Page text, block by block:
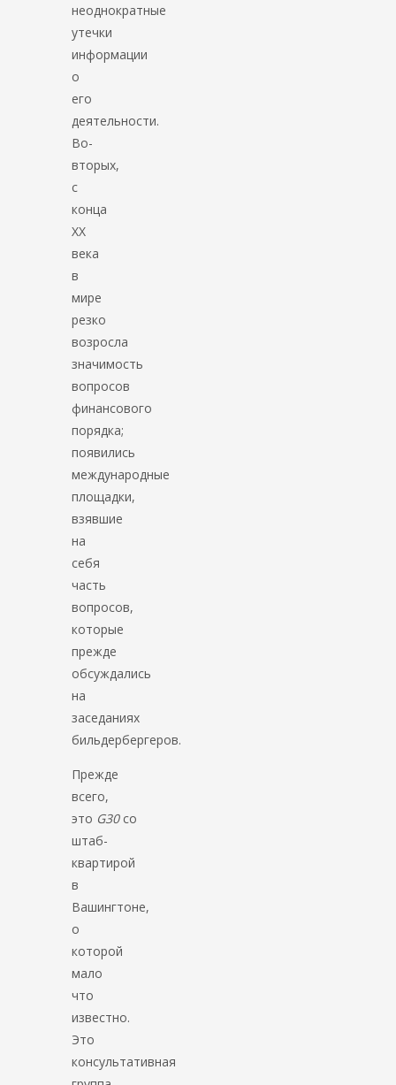
неоднократные
утечки
информации
о
его
деятельности.
Во-
вторых,
с
конца
ХХ
века
в
мире
резко
возросла
значимость
вопросов
финансового
порядка;
появились
международные
площадки,
взявшие
на
себя
часть
вопросов,
которые
прежде
обсуждались
на
заседаниях
бильдербергеров.
Прежде
всего,
это G30со
штаб-
квартирой
в
Вашингтоне,
о
которой
мало
что
известно.
Это
консультативная